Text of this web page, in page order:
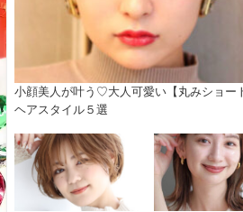
小顔美人が叶う♡大人可愛い【丸みショー
ヘアスタイル５選